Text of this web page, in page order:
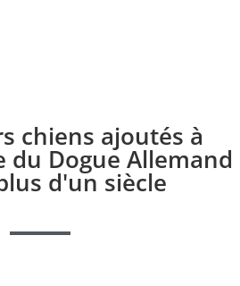
chiens ajoutés à
du Dogue Allemand
d'un siècle